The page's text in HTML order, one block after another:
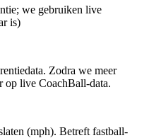
we gebruiken live
is)
Zodra we meer
op live CoachBall-data.
(mph). Betreft fastball-